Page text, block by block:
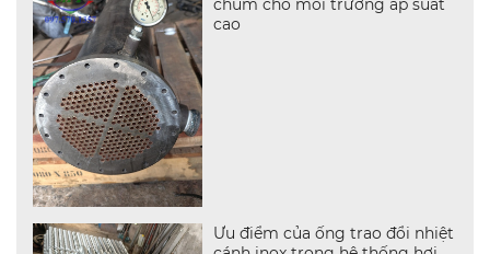
chùm cho môi trường áp suất
cao
Ưu điểm của ống trao đổi nhiệt